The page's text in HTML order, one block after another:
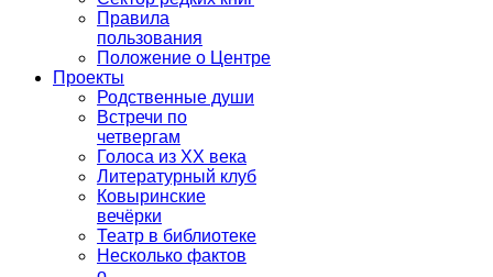
Правила
пользования
Положение о Центре
Проекты
Родственные души
Встречи по
четвергам
Голоса из ХХ века
Литературный клуб
Ковыринские
вечёрки
Театр в библиотеке
Несколько фактов